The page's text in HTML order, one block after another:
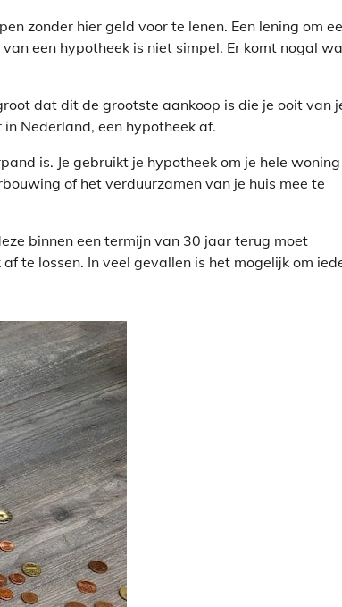
zonder hier geld voor te lenen. Een lening om
een hypotheek is niet simpel. Er komt nogal
dat dit de grootste aankoop is die je ooit van
Nederland, een hypotheek af.
is. Je gebruikt je hypotheek om je hele
of het verduurzamen van je huis mee te
binnen een termijn van 30 jaar terug moet
te lossen. In veel gevallen is het mogelijk om